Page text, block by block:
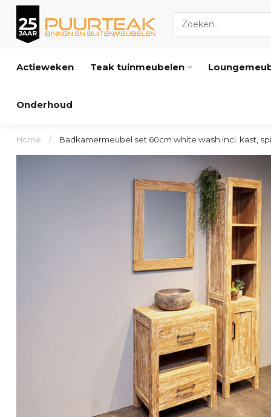
Actieweken Teak tuinmeubelen
Onderhoud
Home / Badkamermeubel set 60cm white wash incl. kast,